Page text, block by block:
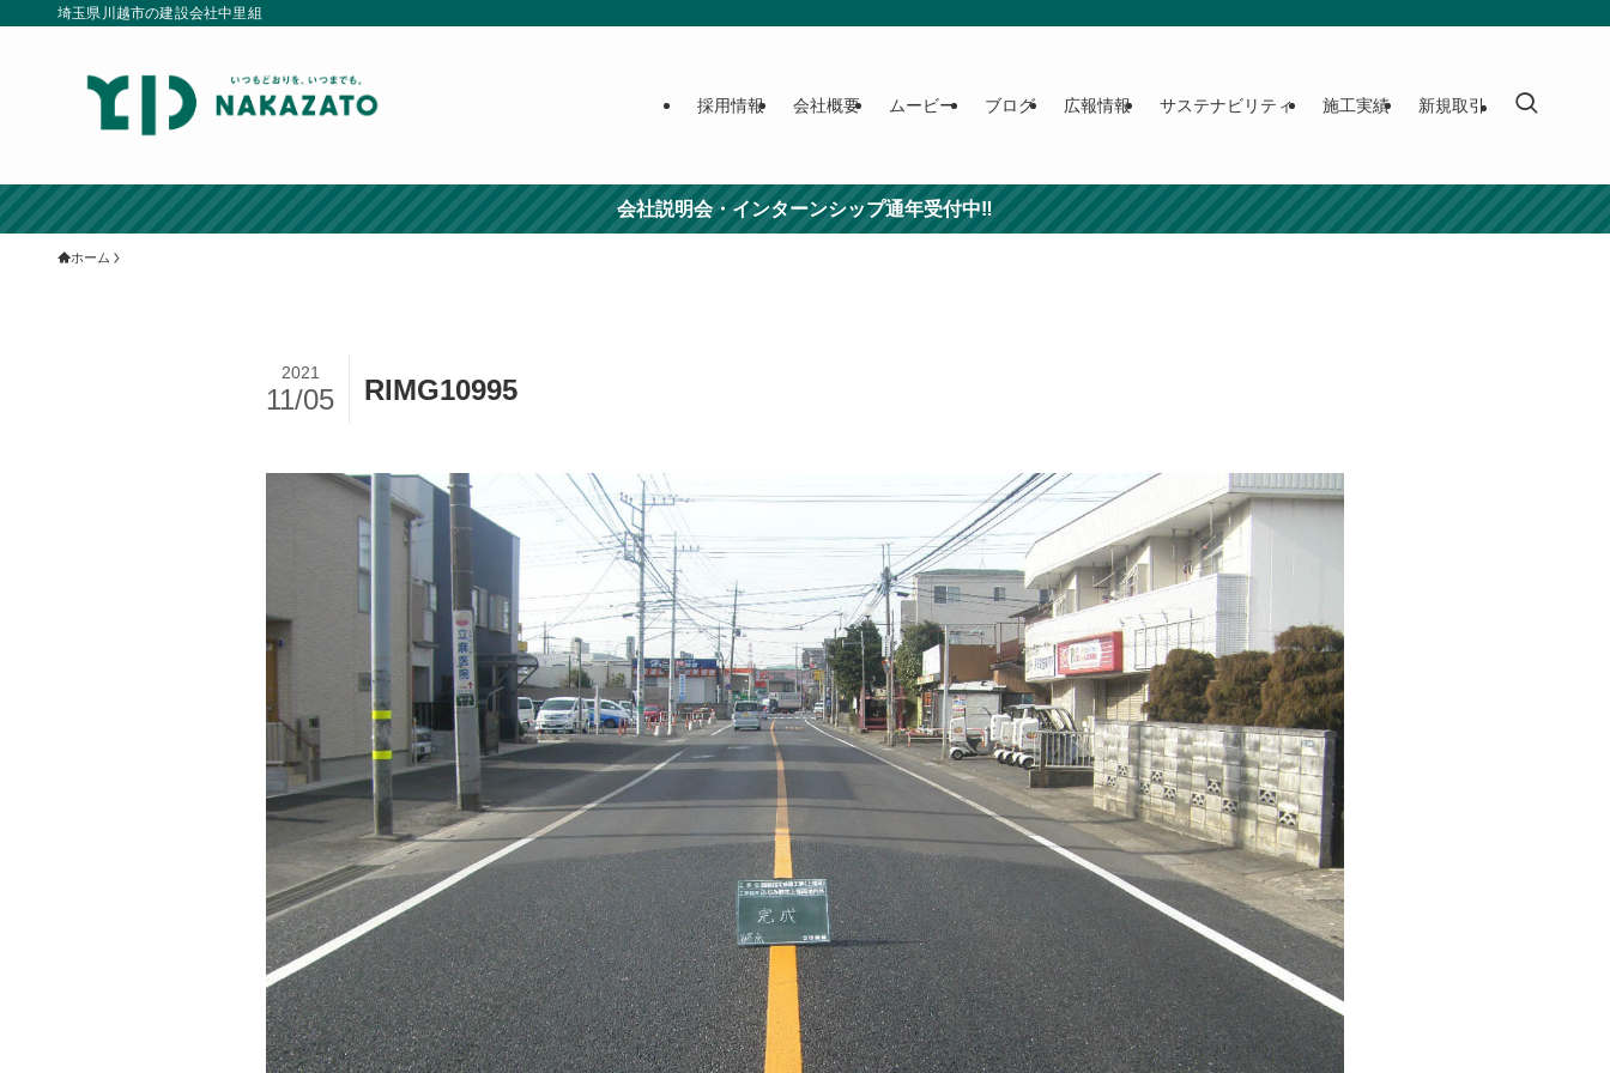
埼玉県川越市の建設会社中里組
採用情報 会社概要 ムービー ブログ 広報情報 サステナビリティ 施工実績 新規取引
会社説明会・インターンシップ通年受付中‼
ホーム
RIMG10995
2021
11/05